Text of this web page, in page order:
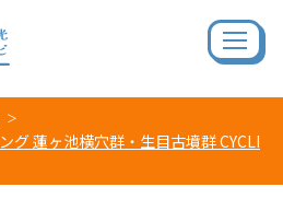
グ 蓮ヶ池横穴群・生目古墳群 CYCLI